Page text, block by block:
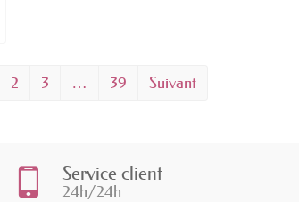
2 3 … 39 Suivant
Service client
24h/24h